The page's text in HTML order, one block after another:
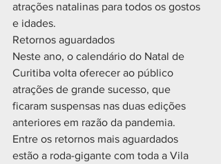
atrações natalinas para todos os gostos
e idades.
Retornos aguardados
Neste ano, o calendário do Natal de
Curitiba volta oferecer ao público
atrações de grande sucesso, que
ficaram suspensas nas duas edições
anteriores em razão da pandemia.
Entre os retornos mais aguardados
estão a roda-gigante com toda a Vila